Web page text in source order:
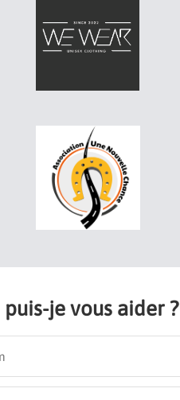
puis-je vous aider ?